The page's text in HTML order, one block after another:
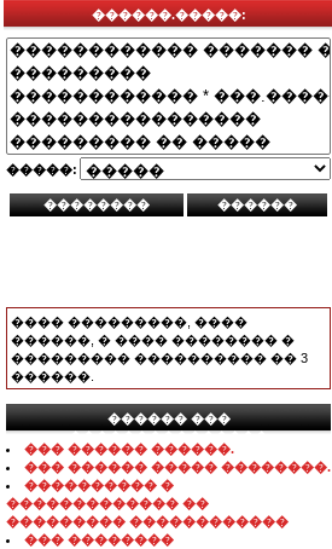
������.�����:
�����:
���� ���������, ����
������, � ���� �������� �
��������� ���������� �� 3
������.
������ ���
���������������
��� ������ ������.
��� ������ ����� ��������.
���������� �
������������� ��
��������� ������������
��� ��������